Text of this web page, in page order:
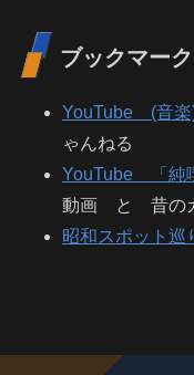
ブックマーク
YouTube (音楽
ゃんねる
YouTube 「純
動画 と 昔の
昭和スポット巡